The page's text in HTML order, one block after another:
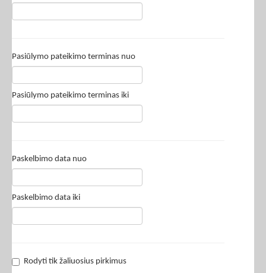
Pasiūlymo pateikimo terminas nuo
Pasiūlymo pateikimo terminas iki
Paskelbimo data nuo
Paskelbimo data iki
Rodyti tik žaliuosius pirkimus